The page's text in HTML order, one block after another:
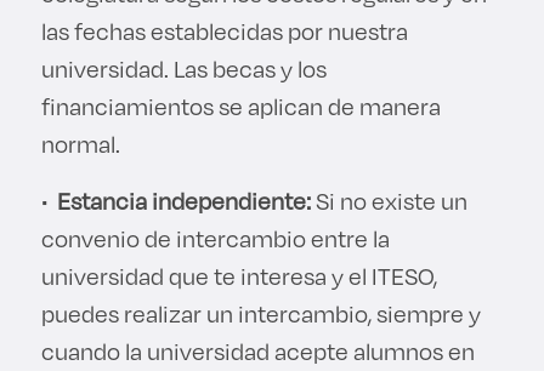
las fechas establecidas por nuestra
universidad. Las becas y los
financiamientos se aplican de manera
normal.
• Estancia independiente:Si no existe un
convenio de intercambio entre la
universidad que te interesa y el ITESO,
puedes realizar un intercambio, siempre y
cuando la universidad acepte alumnos en